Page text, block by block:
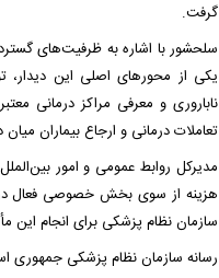
گرفت.
سلحشور با اشاره به ظرفیت‌های
یکی از محورهای اصلی این دیدار،
ناباروری و معرفی مراکز درمانی
تعاملات درمانی و ارجاع بیماران
مدیرکل روابط عمومی و امور
هزینه از سوی بخش خصوصی فعال در
سازمان نظام پزشکی برای انجام
رسانه سازمان نظام پزشکی جمهوری